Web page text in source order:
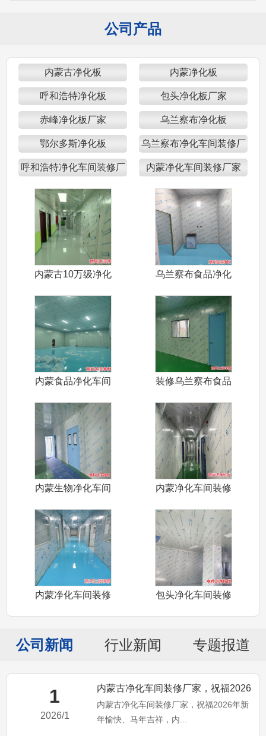
公司产品
内蒙古净化板 内蒙净化板
呼和浩特净化板 包头净化板厂家
赤峰净化板厂家 乌兰察布净化板
鄂尔多斯净化板
乌兰察布净化车间装修厂
家
呼和浩特净化车间装修厂
内蒙净化车间装修厂家
内蒙古10万级净化
乌兰察布食品净化
内蒙食品净化车间
装修乌兰察布食品
内蒙生物净化车间
内蒙净化车间装修
内蒙净化车间装修
包头净化车间装修
公司新闻 行业新闻 专题报道
1
2026/1
内蒙古净化车间装修厂家，祝福2026
年新年愉快、马年吉祥，
内蒙古净化车间装修厂家，祝福2026年新
年愉快、马年吉祥，内...